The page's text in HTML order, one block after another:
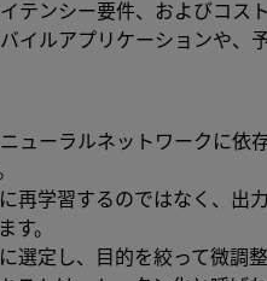
テンシー要件、およびコス
ルアプリケーションや、予
ューラルネットワークに依
再学習するのではなく、出
。
選定し、目的を絞って微調